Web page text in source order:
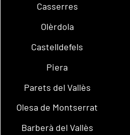
Casserres
Olèrdola
Castelldefels
Piera
Parets del Vallès
Olesa de Montserrat
Barberà del Vallès